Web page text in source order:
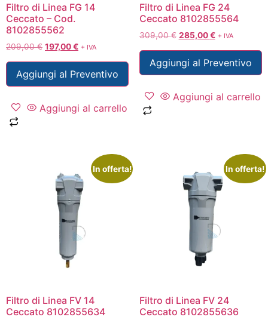
Filtro di Linea FG 14
Ceccato – Cod.
8102855562
209,00€ 197,00€ + IVA
Aggiungi al Preventivo
Aggiungi al carrello
Filtro di Linea FG 24
Ceccato 8102855564
309,00€ 285,00€ + IVA
Aggiungi al Preventivo
Aggiungi al carrello
In offerta!
Filtro di Linea FV 14
Ceccato 8102855634
In offerta!
Filtro di Linea FV 24
Ceccato 8102855636